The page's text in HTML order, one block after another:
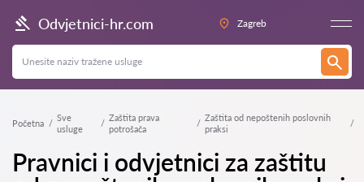
Odvjetnici-hr.com Zagreb
Početna
Sve
usluge
Zaštita prava
potrošača
Zaštita od nepoštenih poslovnih
praksi
Pravnici i odvjetnici za zaštitu